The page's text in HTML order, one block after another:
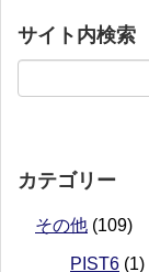
サイト内検索
カテゴリー
その他 (109)
PIST6 (1)